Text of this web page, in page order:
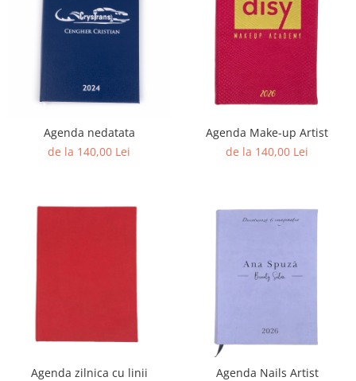
Agenda nedatata
de la 140,00 Lei
Agenda Make-up Artist
de la 140,00 Lei
Agenda zilnica cu linii
Agenda Nails Artist